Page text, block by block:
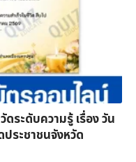
ระดับความรู้ เรื่อง วัน
ระชาชนจังหวัด